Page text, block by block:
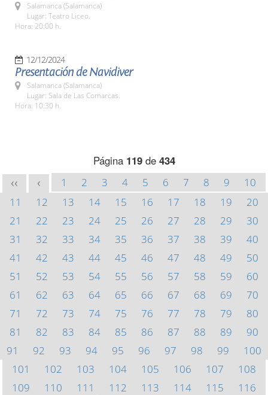
Salamanca (Salamanca)
Lugar: Teatro Liceo.
Hora: 20:00 h.
12/12/2024
Presentación de Navidiver
Salamanca (Salamanca)
Lugar: Sala de Las Comarcas.
Hora: 10:30 h.
Página 119de 434
<< < 1 2 3 4 5 6 7 8 9
10
11
12 13 14 15 16 17 18 19
20
21
22 23 24 25 26 27 28 29
30
31
32 33 34 35 36 37 38 39
40
41
42 43 44 45 46 47 48 49
50
51
52 53 54 55 56 57 58 59
60
61
62 63 64 65 66 67 68 69
70
71
72 73 74 75 76 77 78 79
80
81
82 83 84 85 86 87 88 89
90
91
92 93 94 95 96 97 98 99
100
101
102 103 104 105 106 107
108
109
110 111 112 113 114 115
116